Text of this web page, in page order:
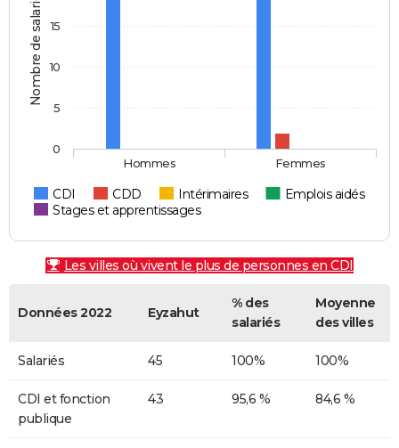
Nombre de salariés
CDI CDD Intérimaires
Emplois aidés
Stages et apprentissages
Hommes Femmes
0
5
10
15
Les villes où vivent le plus de personnes en CDI
Données 2022 Eyzahut
% des
salariés
Moyenne
des villes
Salariés 45 100% 100%
CDI et fonction
publique
43 95,6 % 84,6 %